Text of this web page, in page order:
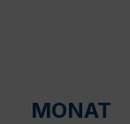
MONAT